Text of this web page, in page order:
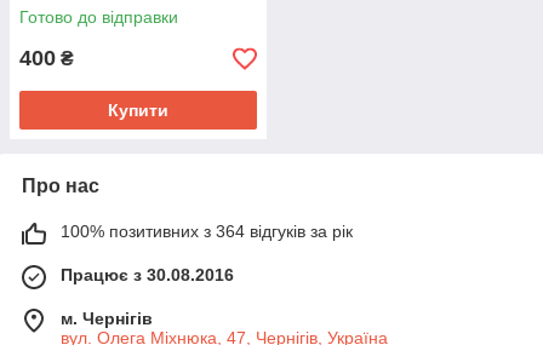
Готово до відправки
400 ₴
Купити
Про нас
100% позитивних з 364 відгуків за рік
Працює з 30.08.2016
м. Чернігів
вул. Олега Міхнюка, 47, Чернігів, Україна